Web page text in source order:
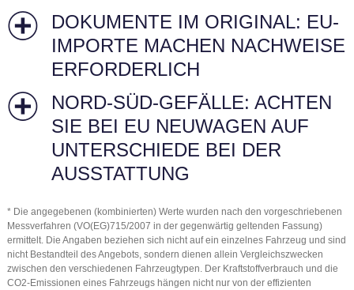
DOKUMENTE IM ORIGINAL: EU-
IMPORTE MACHEN NACHWEISE
ERFORDERLICH
NORD-SÜD-GEFÄLLE: ACHTEN
SIE BEI EU NEUWAGEN AUF
UNTERSCHIEDE BEI DER
AUSSTATTUNG
* Die angegebenen (kombinierten) Werte wurden nach den vorgeschriebenen
Messverfahren (VO(EG)715/2007 in der gegenwärtig geltenden Fassung)
ermittelt. Die Angaben beziehen sich nicht auf ein einzelnes Fahrzeug und sind
nicht Bestandteil des Angebots, sondern dienen allein Vergleichszwecken
zwischen den verschiedenen Fahrzeugtypen. Der Kraftstoffverbrauch und die
CO2-Emissionen eines Fahrzeugs hängen nicht nur von der effizienten